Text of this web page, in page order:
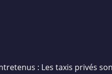
: Les taxis privés